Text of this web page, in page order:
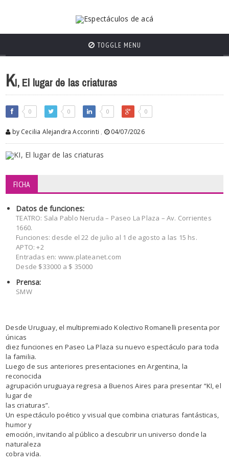
TOGGLE MENU
KI, El lugar de las criaturas
0 0 0 0
by Cecilia Alejandra Accorinti , 04/07/2026
FICHA
Datos de funciones:
TEATRO: Sala Pablo Neruda – Paseo La Plaza – Av. Corrientes
1660.
Funciones: desde el 22 de julio al 1 de agosto a las 15 hs.
APTO: +2
Entradas en: www.plateanet.com
Desde $33000 a $ 35000
Prensa:
SMW
Desde Uruguay, el multipremiado Kolectivo Romanelli presenta por
únicas
diez funciones en Paseo La Plaza su nuevo espectáculo para toda
la familia.
Luego de sus anteriores presentaciones en Argentina, la
reconocida
agrupación uruguaya regresa a Buenos Aires para presentar “KI, el
lugar de
las criaturas”.
Un espectáculo poético y visual que combina criaturas fantásticas,
humor y
emoción, invitando al público a descubrir un universo donde la
naturaleza
cobra vida.